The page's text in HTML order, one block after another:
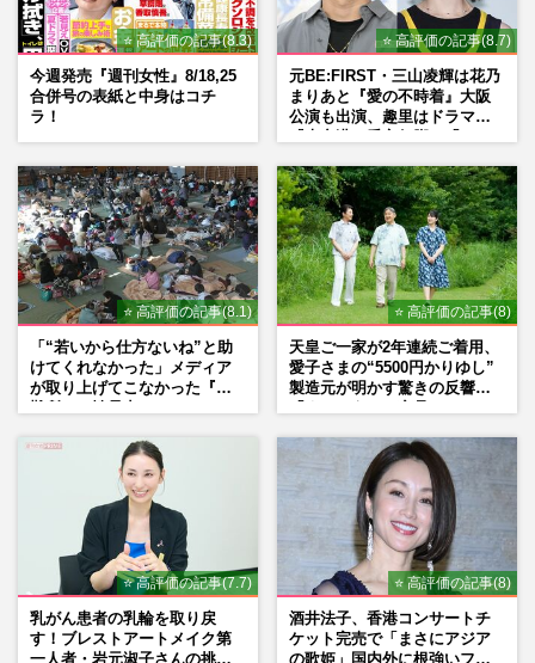
⭐ 高評価の記事(8.3)
今週発売『週刊女性』8/18,25
合併号の表紙と中身はコチ
ラ！
⭐ 高評価の記事(8.7)
元BE:FIRST・三山凌輝は花乃
まりあと『愛の不時着』大阪
公演も出演、趣里はドラマ
⭐ 高評価の記事(8.1)
「“若いから仕方ないね”と助
けてくれなかった」メディア
が取り上げてこなかった『避
⭐ 高評価の記事(8)
天皇ご一家が2年連続ご着用、
愛子さまの“5500円かりゆし”
製造元が明かす驚きの反響
⭐ 高評価の記事(7.7)
乳がん患者の乳輪を取り戻
す！ブレストアートメイク第
⭐ 高評価の記事(8)
酒井法子、香港コンサートチ
ケット完売で「まさにアジア